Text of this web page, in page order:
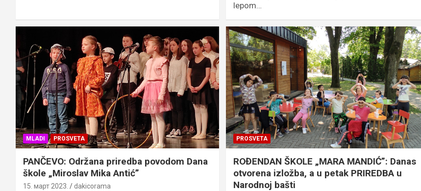
lepom…
MLADI PROSVETA
PANČEVO: Održana priredba povodom Dana
škole „Miroslav Mika Antić”
15. март 2023. dakicorama
PROSVETA
ROĐENDAN ŠKOLE „MARA MANDIĆ”: Danas
otvorena izložba, a u petak PRIREDBA u
Narodnoj bašti